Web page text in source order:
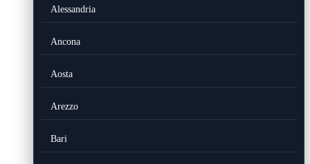
Alessandria
Ancona
Aosta
Arezzo
Bari